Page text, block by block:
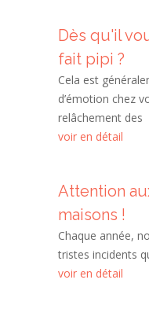
Dès qu'il
fait pipi ?
Cela est
d’émotion chez
relâchement des
voir en détail
Attention
maisons !
Chaque année,
tristes incidents
voir en détail